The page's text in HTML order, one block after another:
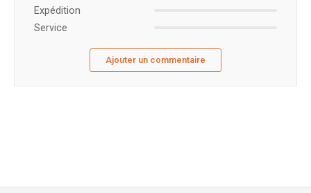
Expédition
Service
Ajouter un commentaire